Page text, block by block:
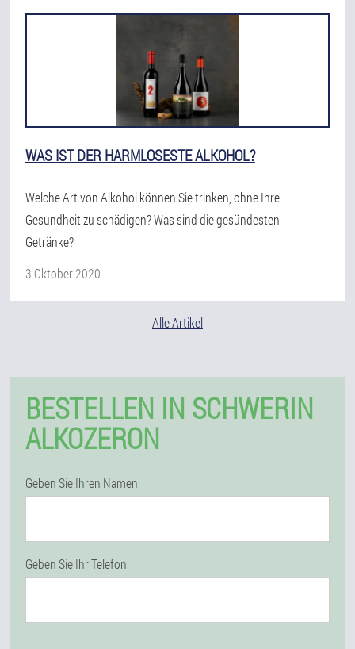
WAS IST DER HARMLOSESTE ALKOHOL?
Welche Art von Alkohol können Sie trinken, ohne Ihre
Gesundheit zu schädigen? Was sind die gesündesten
Getränke?
3 Oktober 2020
Alle Artikel
BESTELLEN IN SCHWERIN
ALKOZERON
Geben Sie Ihren Namen
Geben Sie Ihr Telefon